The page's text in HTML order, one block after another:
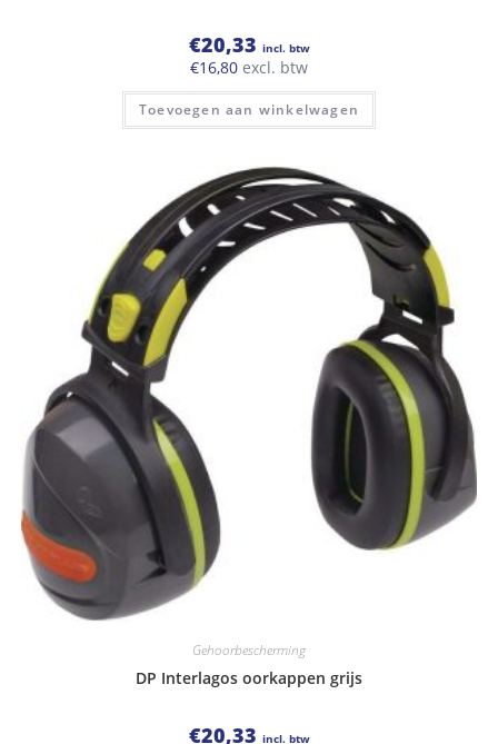
€20,33 incl. btw
€16,80 excl. btw
Toevoegen aan winkelwagen
Gehoorbescherming
DP Interlagos oorkappen grijs
€20,33 incl. btw